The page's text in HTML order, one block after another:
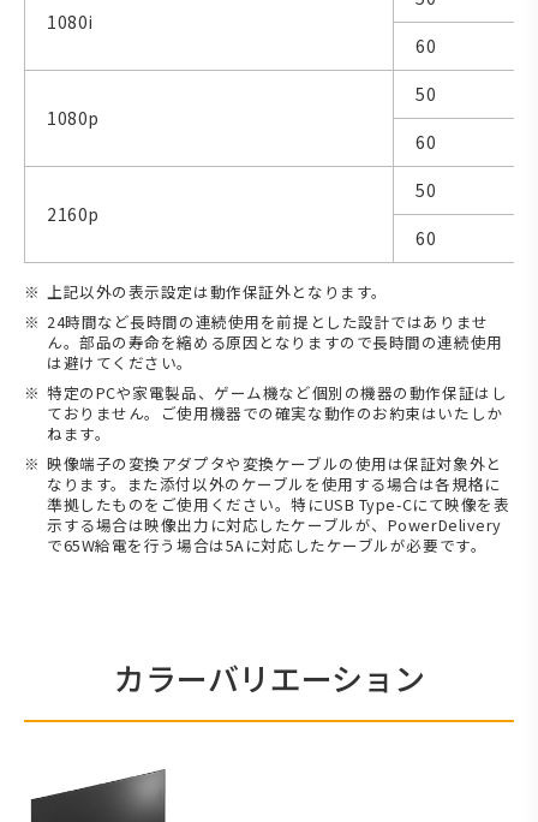
1080i
60
1080p
50
60
2160p
50
60
上記以外の表示設定は動作保証外となります。
24時間など長時間の連続使用を前提とした設計ではありませ
ん。部品の寿命を縮める原因となりますので長時間の連続使用
は避けてください。
特定のPCや家電製品、ゲーム機など個別の機器の動作保証はし
ておりません。ご使用機器での確実な動作のお約束はいたしか
ねます。
映像端子の変換アダプタや変換ケーブルの使用は保証対象外と
なります。また添付以外のケーブルを使用する場合は各規格に
準拠したものをご使用ください。特にUSB Type-Cにて映像を表
示する場合は映像出力に対応したケーブルが、PowerDelivery
で65W給電を行う場合は5Aに対応したケーブルが必要です。
カラーバリエーション